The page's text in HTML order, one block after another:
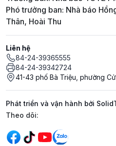
Phó trưởng ban: Nhà báo
Thân, Hoài Thu
Liên hệ
84-24-39365555
84-24-39342724
41-43 phố Bà Triệu, phường
Phát triển và vận hành bởi
Mạng xã hội
Theo dõi: